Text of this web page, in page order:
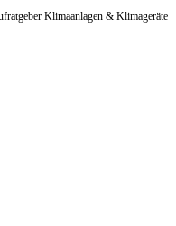
Klimaanlagen & Klimageräte